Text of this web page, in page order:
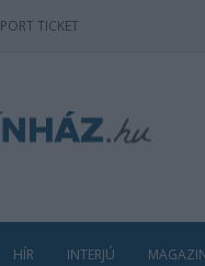
PORT TICKET
HÍR INTERJÚ